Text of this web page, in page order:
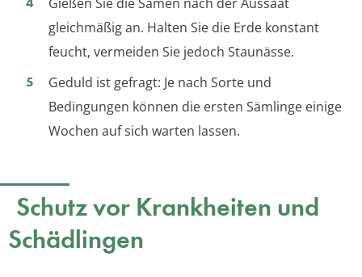
gleichmäßig an. Halten Sie die Erde konstant
feucht, vermeiden Sie jedoch Staunässe.
Geduld ist gefragt: Je nach Sorte und
Bedingungen können die ersten Sämlinge einige
Wochen auf sich warten lassen.
Schutz vor Krankheiten und
Schädlingen